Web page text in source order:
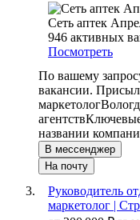
Сеть аптек
946 активных
Посмотреть
По вашему
вакансии.
маркетолог
агентств
названии
В мессенджер
На почту
Руководитель
маркетолог |